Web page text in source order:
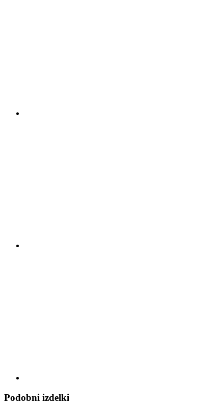
Podobni izdelki